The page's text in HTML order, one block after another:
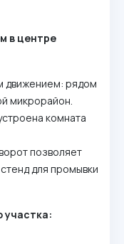
в центре
движением: рядом
микрорайон.
комната
позволяет
для промывки
участка: